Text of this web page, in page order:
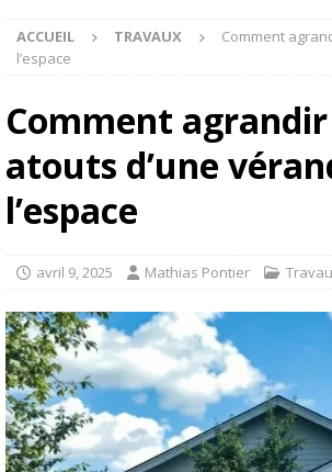
ACCUEIL TRAVAUX
Comment
l’espace
Comment
atouts d’une
l’espace
avril 9, 2025 Mathias Pontier